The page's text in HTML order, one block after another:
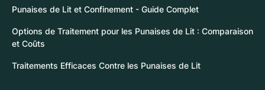
Punaises de Lit et Confinement - Guide Complet
Options de Traitement pour les Punaises de Lit : Comparaison
et Coûts
Traitements Efficaces Contre les Punaises de Lit